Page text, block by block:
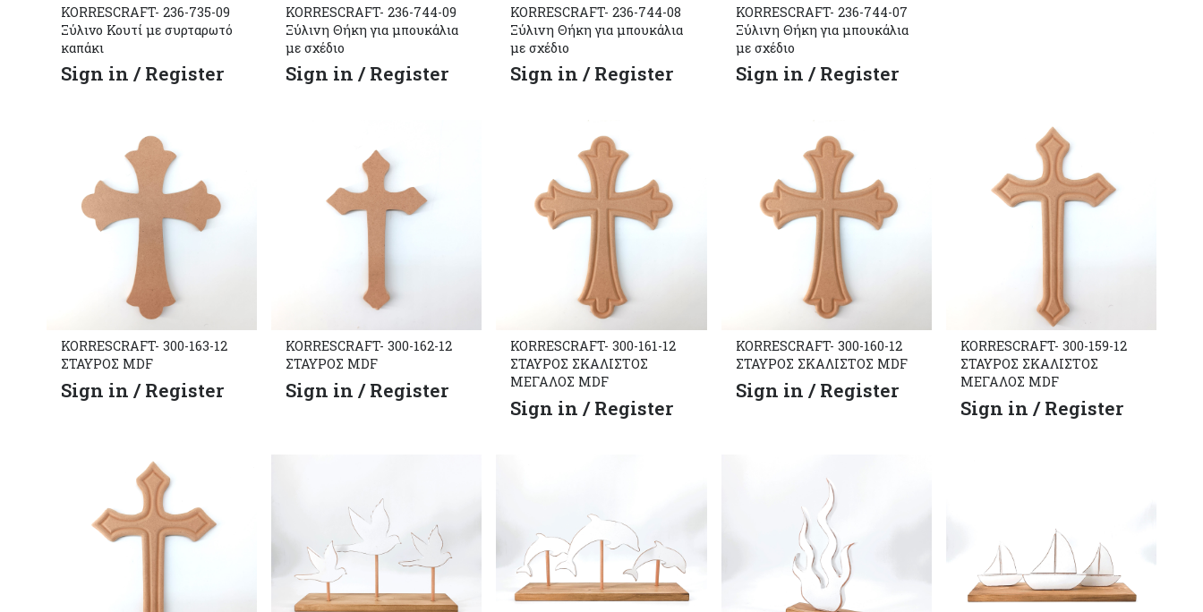
KORRESCRAFT- 236-735-09
Ξύλινο Κουτί με συρταρωτό
καπάκι
Sign in / Register
KORRESCRAFT- 236-744-09
Ξύλινη Θήκη για μπουκάλια
με σχέδιο
Sign in / Register
KORRESCRAFT- 236-744-08
Ξύλινη Θήκη για μπουκάλια
με σχέδιο
Sign in / Register
KORRESCRAFT- 236-744-07
Ξύλινη Θήκη για μπουκάλια
με σχέδιο
Sign in / Register
KORRESCRAFT- 300-163-12
ΣΤΑΥΡΟΣ MDF
Sign in / Register
KORRESCRAFT- 300-162-12
ΣΤΑΥΡΟΣ MDF
Sign in / Register
KORRESCRAFT- 300-161-12
ΣΤΑΥΡΟΣ ΣΚΑΛΙΣΤΟΣ
ΜΕΓΑΛΟΣ MDF
Sign in / Register
KORRESCRAFT- 300-160-12
ΣΤΑΥΡΟΣ ΣΚΑΛΙΣΤΟΣ MDF
Sign in / Register
KORRESCRAFT- 300-159-12
ΣΤΑΥΡΟΣ ΣΚΑΛΙΣΤΟΣ
ΜΕΓΑΛΟΣ MDF
Sign in / Register